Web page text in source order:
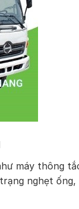
máy thông
nghẹt ống,